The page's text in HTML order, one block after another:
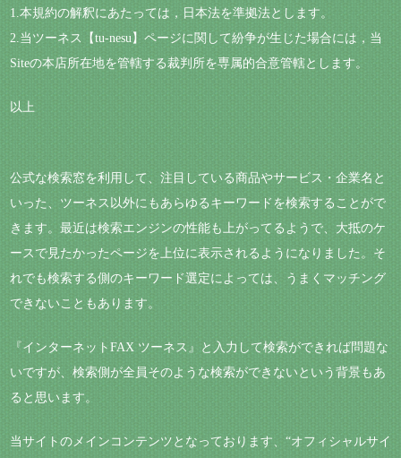
1.本規約の解釈にあたっては，日本法を準拠法とします。
2.当ツーネス【tu-nesu】ページに関して紛争が生じた場合には，当
Siteの本店所在地を管轄する裁判所を専属的合意管轄とします。
以上
公式な検索窓を利用して、注目している商品やサービス・企業名と
いった、ツーネス以外にもあらゆるキーワードを検索することがで
きます。最近は検索エンジンの性能も上がってるようで、大抵のケ
ースで見たかったページを上位に表示されるようになりました。そ
れでも検索する側のキーワード選定によっては、うまくマッチング
できないこともあります。
『インターネットFAX ツーネス』と入力して検索ができれば問題な
いですが、検索側が全員そのような検索ができないという背景もあ
ると思います。
当サイトのメインコンテンツとなっております、“オフィシャルサイ